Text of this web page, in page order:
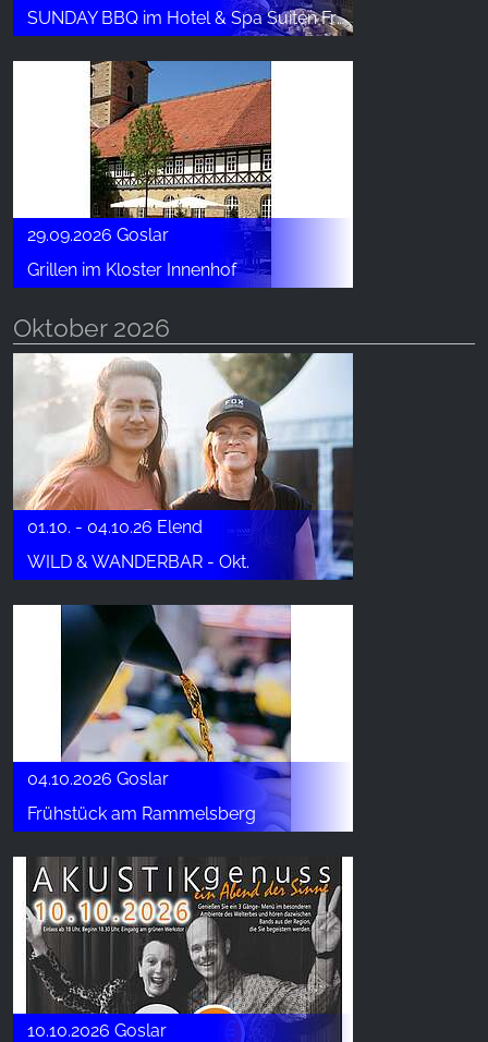
SUNDAY BBQ im Hotel & Spa Suiten FreiWerk
29.09.2026 Goslar
Grillen im Kloster Innenhof
Oktober 2026
01.10. - 04.10.26 Elend
WILD & WANDERBAR - Okt.
04.10.2026 Goslar
Frühstück am Rammelsberg
10.10.2026 Goslar